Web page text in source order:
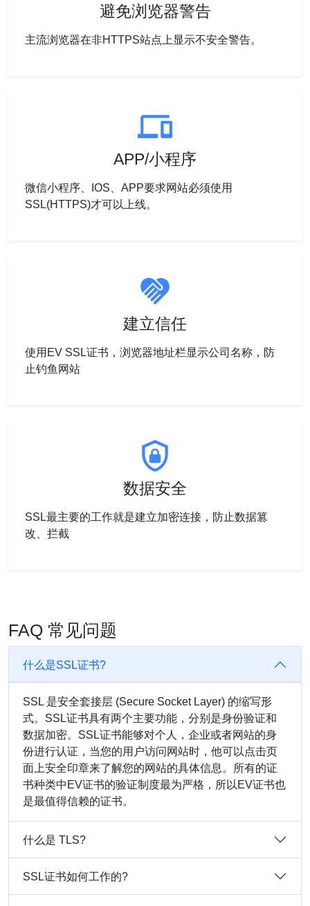
避免浏览器警告
主流浏览器在非HTTPS站点上显示不安全警告。
APP/小程序
微信小程序、IOS、APP要求网站必须使用
SSL(HTTPS)才可以上线。
建立信任
使用EV SSL证书，浏览器地址栏显示公司名称，防
止钓鱼网站
数据安全
SSL最主要的工作就是建立加密连接，防止数据篡
改、拦截
FAQ 常见问题
什么是SSL证书?
SSL 是安全套接层 (Secure Socket Layer) 的缩写形
式。SSL证书具有两个主要功能，分别是身份验证和
数据加密。SSL证书能够对个人，企业或者网站的身
份进行认证，当您的用户访问网站时，他可以点击页
面上安全印章来了解您的网站的具体信息。所有的证
书种类中EV证书的验证制度最为严格，所以EV证书也
是最值得信赖的证书。
什么是 TLS?
SSL证书如何工作的?